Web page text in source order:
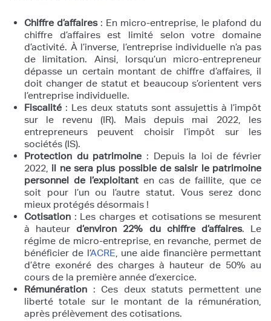
Chiffre d’affaires: En micro-entreprise, le plafond du
chiffre d’affaires est limité selon votre domaine
d’activité. À l’inverse, l’entreprise individuelle n’a pas
de limitation. Ainsi, lorsqu’un micro-entrepreneur
dépasse un certain montant de chiffre d’affaires, il
doit changer de statut et beaucoup s’orientent vers
l’entreprise individuelle.
Fiscalité : Les deux statuts sont assujettis à l’impôt
sur le revenu (IR). Mais depuis mai 2022, les
entrepreneurs peuvent choisir l’impôt sur les
sociétés (IS).
Protection du patrimoine : Depuis la loi de février
2022, il ne sera plus possible de saisir le patrimoine
personnel de l’exploitant en cas de faillite, que ce
soit pour l’un ou l’autre statut. Vous serez donc
mieux protégés désormais !
Cotisation : Les charges et cotisations se mesurent
à hauteurd’environ 22% du chiffre d’affaires. Le
régime de micro-entreprise, en revanche, permet de
bénéficier de l’ACRE, une aide financière permettant
d’être exonéré des charges à hauteur de 50% au
cours de la première année d’exercice.
Rémunération : Ces deux statuts permettent une
liberté totale sur le montant de la rémunération,
après prélèvement des cotisations.